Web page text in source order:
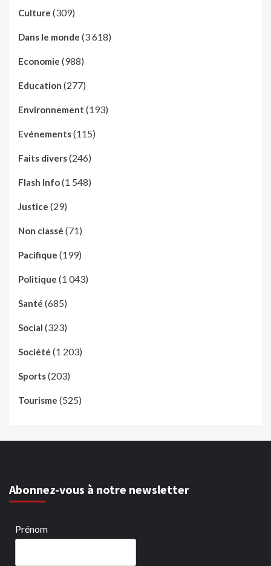
Culture (309)
Dans le monde (3 618)
Economie (988)
Education (277)
Environnement (193)
Evénements(115)
Faits divers(246)
Flash Info(1 548)
Justice (29)
Non classé (71)
Pacifique (199)
Politique (1 043)
Santé (685)
Social (323)
Société (1 203)
Sports(203)
Tourisme (525)
Abonnez-vous à notre newsletter
Prénom